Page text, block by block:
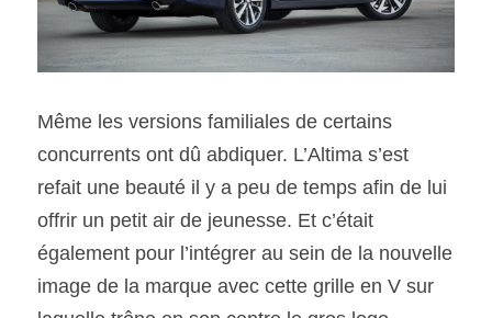
Même les versions familiales de certains
concurrents ont dû abdiquer. L’Altima s’est
refait une beauté il y a peu de temps afin de lui
offrir un petit air de jeunesse. Et c’était
également pour l’intégrer au sein de la nouvelle
image de la marque avec cette grille en V sur